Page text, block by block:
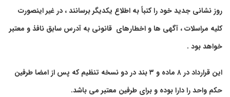
روز نشانی جدید خود را کتباً به اطلاع یکدیگر برسانند ، در غیر اینصورت
کلیه مراسلات ، آگهی ها و اخطارهای قانونی به آدرس سابق نافذ و معتبر
خواهد بود .
این قرارداد در ۸ ماده و ۳ بند در دو نسخه تنظیم که پس از امضا طرفین
حکم واحد را دارا بوده و برای طرفین معتبر می باشد.